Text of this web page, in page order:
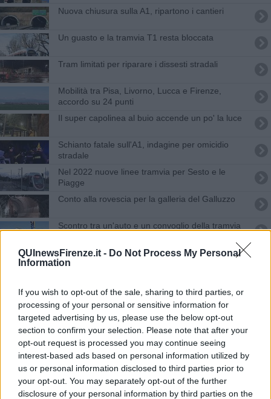
QUInewsFirenze.it - Do Not Process My Personal
Information
If you wish to opt-out of the sale, sharing to third parties, or
processing of your personal or sensitive information for
targeted advertising by us, please use the below opt-out
section to confirm your selection. Please note that after your
opt-out request is processed you may continue seeing
interest-based ads based on personal information utilized by
us or personal information disclosed to third parties prior to
your opt-out. You may separately opt-out of the further
disclosure of your personal information by third parties on the
Nuova chiusura sulla A1, ripartono i cantieri
Un guasto e la tramvia T1 resta bloccata
Tram limitati per riparare i dissesti stradali
Mobilità tra Pisa, Livorno, Lucca e Firenze,
accordo su 24 punti
Il super capolinea al buio accende un po' la luce
Schianto fatale sull'A1, indagine per omicidio
stradale
Nel 2022 nuove linee tramvia per Sesto e le
Piagge
Conto alla rovescia per la galleria del Galluzzo
Scontro tra un'auto e un convoglio della tramvia
Parte la tramvia, nuovi percorsi per i bus
Linea 2, confermato il regalo di Natale
Una nuova fermata ferroviaria in viale Guidoni
Droga nello zaino, tradito dalle foto sul telefono
Lavori in FiPiLi, la Polizia "Prendete la tramvia"